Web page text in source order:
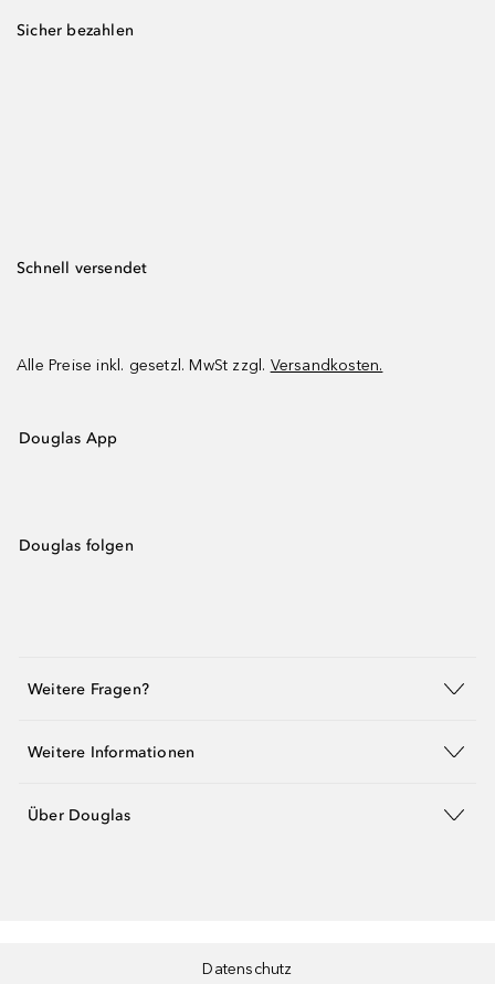
Sicher bezahlen
Schnell versendet
Alle Preise inkl. gesetzl. MwSt zzgl. Versandkosten.
Douglas App
Douglas folgen
Weitere Fragen?
Weitere Informationen
Über Douglas
Datenschutz